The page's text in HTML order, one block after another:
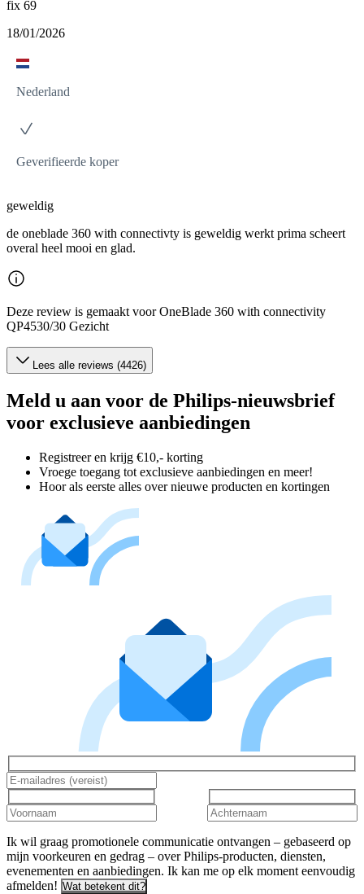
fix 69
18/01/2026
Nederland
Geverifieerde koper
geweldig
de oneblade 360 with connectivty is geweldig werkt prima scheert
overal heel mooi en glad.
Deze review is gemaakt voor OneBlade 360 with connectivity
QP4530/30 Gezicht
Lees alle reviews (4426)
Meld u aan voor de Philips-nieuwsbrief
voor exclusieve aanbiedingen
Registreer en krijg €10,- korting
Vroege toegang tot exclusieve aanbiedingen en meer!
Hoor als eerste alles over nieuwe producten en kortingen
Ik wil graag promotionele communicatie ontvangen – gebaseerd op
mijn voorkeuren en gedrag – over Philips-producten, diensten,
evenementen en aanbiedingen. Ik kan me op elk moment eenvoudig
afmelden! Wat betekent dit?